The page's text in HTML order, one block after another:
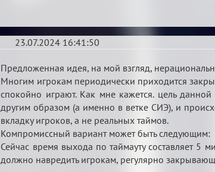
23.07.2024 16:41:50
Re:
Баг
с
таймами
Предложенная идея, на мой взгляд,
Многим игрокам периодически приходится
спокойно играют. Как мне кажется. цель
другим образом (а именно в ветке СИЭ), и
вкладку игроков, а не реальных таймов.
Компромиссный вариант может быть следующим:
Сейчас время выхода по таймауту составляет 5
должно навредить игрокам, регулярно